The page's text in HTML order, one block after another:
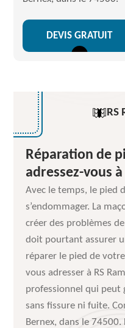
DEVIS GRATUIT
RS
Réparation de
adressez-vous
Avec le temps, le pied
s’endommager. La
créer des problèmes
doit pourtant assurer
réparer le pied de
vous adresser à RS
professionnel qui peut
sans fissure ni fuite.
Bernex, dans le